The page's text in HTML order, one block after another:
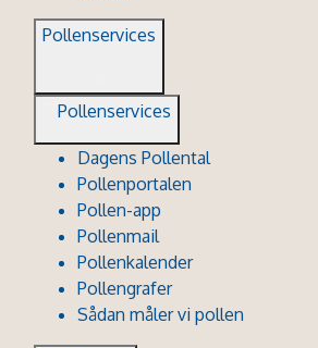
Pollenservices
Pollenservices
Dagens Pollental
Pollenportalen
Pollen-app
Pollenmail
Pollenkalender
Pollengrafer
Sådan måler vi pollen